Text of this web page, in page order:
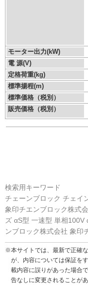
モーター出力(kW)
電 源(V)
定格荷重(kg)
標準揚程(m)
標準価格（税別）
販売価格（税別）
検索用キーワード
チェーンブロック チェイ
象印チエンブロック株式
ズ αS型 一速型 単相
ンブロック株式会社 象印
※本サイトでは、最新で正確
が、内容については保証を
載内容に誤りがあった場合
告なしに変更されることが